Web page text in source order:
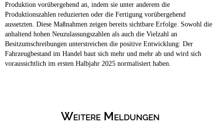
Produktion vorübergehend an, indem sie unter anderem die
Produktionszahlen reduzierten oder die Fertigung vorübergehend
aussetzten. Diese Maßnahmen zeigen bereits sichtbare Erfolge. Sowohl die
anhaltend hohen Neuzulassungszahlen als auch die Vielzahl an
Besitzumschreibungen unterstreichen die positive Entwicklung: Der
Fahrzeugbestand im Handel baut sich mehr und mehr ab und wird sich
voraussichtlich im ersten Halbjahr 2025 normalisiert haben.
Weitere Meldungen